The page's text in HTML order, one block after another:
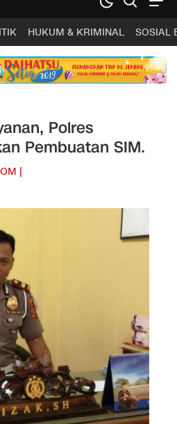
HUKUM & KRIMINAL SOSIAL
Polres
Pembuatan SIM.
|